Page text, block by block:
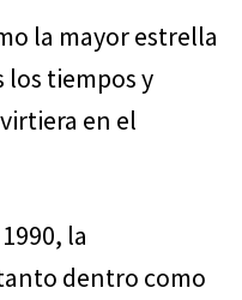
la mayor estrella
los tiempos y
en el
la
dentro como